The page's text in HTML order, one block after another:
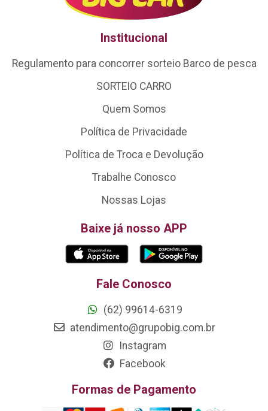
Institucional
Regulamento para concorrer sorteio Barco de pesca
SORTEIO CARRO
Quem Somos
Política de Privacidade
Política de Troca e Devolução
Trabalhe Conosco
Nossas Lojas
Baixe já nosso APP
Fale Conosco
(62) 99614-6319
atendimento@grupobig.com.br
Instagram
Facebook
Formas de Pagamento